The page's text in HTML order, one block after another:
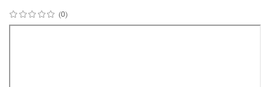
(0)